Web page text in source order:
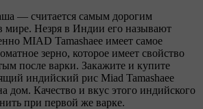
— считается самым дорогим
мире. Незря в Индии его называют
MIAD Tamashaee имеет самое
зерно, которое имеет свойство
после варки. Закажите и купите
индийский рис Miad Tamashaee
дом. Качество и вкус этого индийского
при первой же варке.